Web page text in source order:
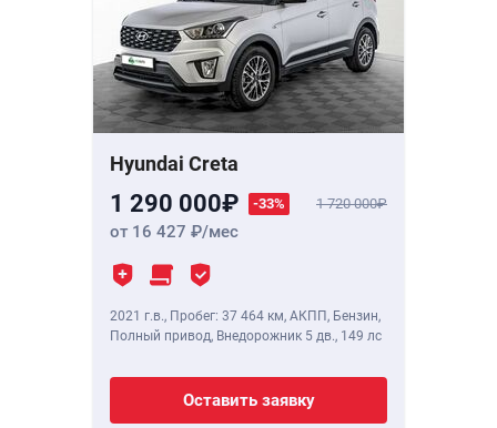
Hyundai Creta
1 290 000 -33% 1 720 000
от 16 427 /мес
2021 г.в., Пробег: 37 464 км, АКПП, Бензин,
Полный привод, Внедорожник 5 дв., 149 лс
Оставить заявку